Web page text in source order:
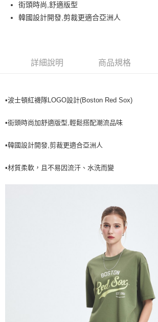
街口支付
全家取貨付款<未取貨列黑名單/不支援離島取退>
全家取貨<不支援離島取退>
每筆NT$60，滿NT$499(含以上)免運費
7-11取貨<不支援離島取退>
每筆NT$80，滿NT$699(含以上)免運費
街頭時尚,舒適版型
韓國設計開發,剪裁更適合亞洲人
詳細說明 商品規格
•波士頓紅襪隊LOGO設計(Boston Red Sox)
•街頭時尚加舒適版型,輕鬆搭配潮流品味
•韓國設計開發,剪裁更適合亞洲人
•材質柔軟，且不易因流汗、水洗而變